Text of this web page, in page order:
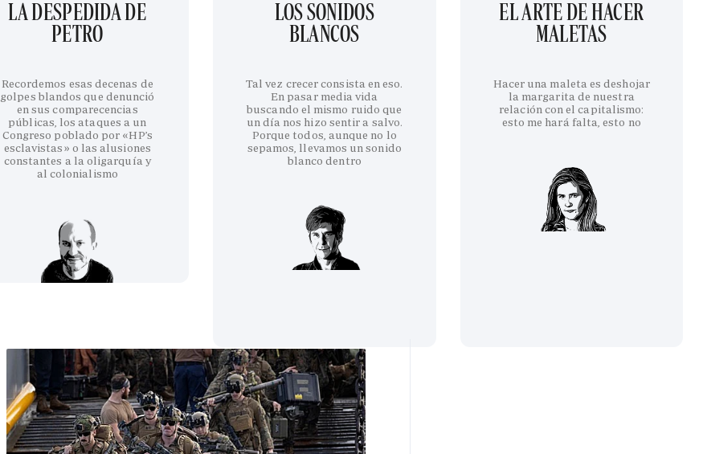
LA DESPEDIDA DE
PETRO
Recordemos esas decenas de
golpes blandos que denunció
en sus comparecencias
públicas, los ataques a un
Congreso poblado por «HP’s
esclavistas» o las alusiones
constantes a la oligarquía y
al colonialismo
LOS SONIDOS
BLANCOS
Tal vez crecer consista en eso.
En pasar media vida
buscando el mismo ruido que
un día nos hizo sentir a salvo.
Porque todos, aunque no lo
sepamos, llevamos un sonido
blanco dentro
EL ARTE DE HACER
MALETAS
Hacer una maleta es deshojar
la margarita de nuestra
relación con el capitalismo:
esto me hará falta, esto no